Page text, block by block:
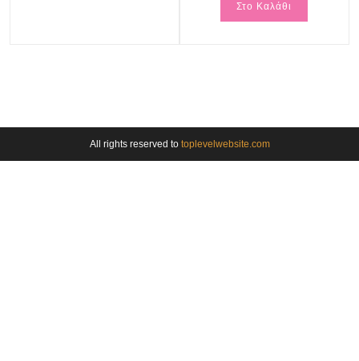
Στο Καλάθι
All rights reserved to toplevelwebsite.com